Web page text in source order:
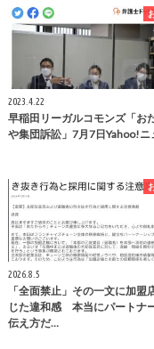
2023.4.22
早稲田リーガルコモンズ「お
や集団訴訟」7月7日Yahoo!ニ
2026.8.5
「全面禁止」その一文に加盟
じた違和感 本当にパートナ
伝え方だ…